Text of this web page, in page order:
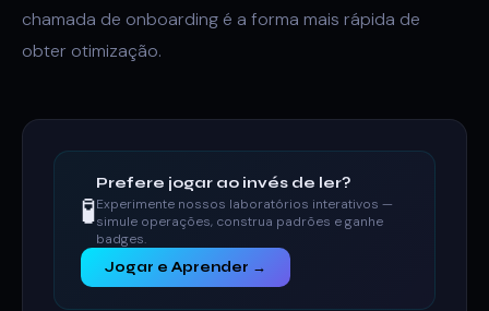
chamada de onboarding é a forma mais rápida de
obter otimização.
🧪
Prefere jogar ao invés de ler?
Experimente nossos laboratórios interativos —
simule operações, construa padrões e ganhe
badges.
Jogar e Aprender →